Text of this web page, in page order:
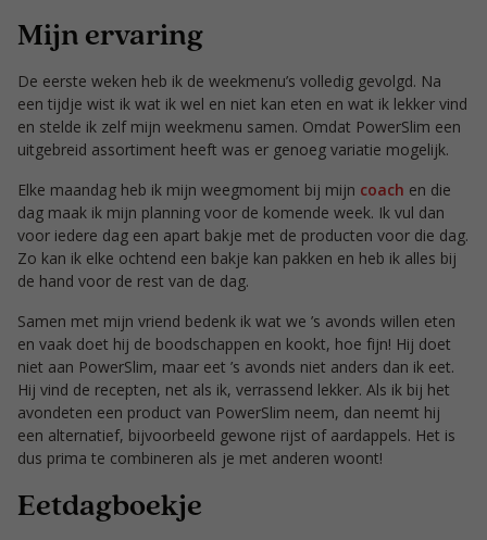
Mijn ervaring
De eerste weken heb ik de weekmenu’s volledig gevolgd. Na
een tijdje wist ik wat ik wel en niet kan eten en wat ik lekker vind
en stelde ik zelf mijn weekmenu samen. Omdat PowerSlim een
uitgebreid assortiment heeft was er genoeg variatie mogelijk.
Elke maandag heb ik mijn weegmoment bij mijn coach en die
dag maak ik mijn planning voor de komende week. Ik vul dan
voor iedere dag een apart bakje met de producten voor die dag.
Zo kan ik elke ochtend een bakje kan pakken en heb ik alles bij
de hand voor de rest van de dag.
Samen met mijn vriend bedenk ik wat we ’s avonds willen eten
en vaak doet hij de boodschappen en kookt, hoe fijn! Hij doet
niet aan PowerSlim, maar eet ’s avonds niet anders dan ik eet.
Hij vind de recepten, net als ik, verrassend lekker. Als ik bij het
avondeten een product van PowerSlim neem, dan neemt hij
een alternatief, bijvoorbeeld gewone rijst of aardappels. Het is
dus prima te combineren als je met anderen woont!
Eetdagboekje